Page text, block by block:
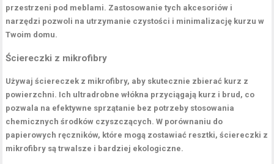
przestrzeni pod meblami. Zastosowanie tych akcesoriów i
narzędzi pozwoli na utrzymanie czystości i minimalizację kurzu w
Twoim domu.
Ściereczki z mikrofibry
Używajściereczek z mikrofibry, aby skutecznie zbierać kurz z
powierzchni. Ich ultradrobne włókna przyciągają kurz i brud, co
pozwala na efektywne sprzątanie bez potrzeby stosowania
chemicznych środków czyszczących. W porównaniu do
papierowych ręczników, które mogą zostawiać resztki, ściereczki z
mikrofibry są trwalsze i bardziej ekologiczne.